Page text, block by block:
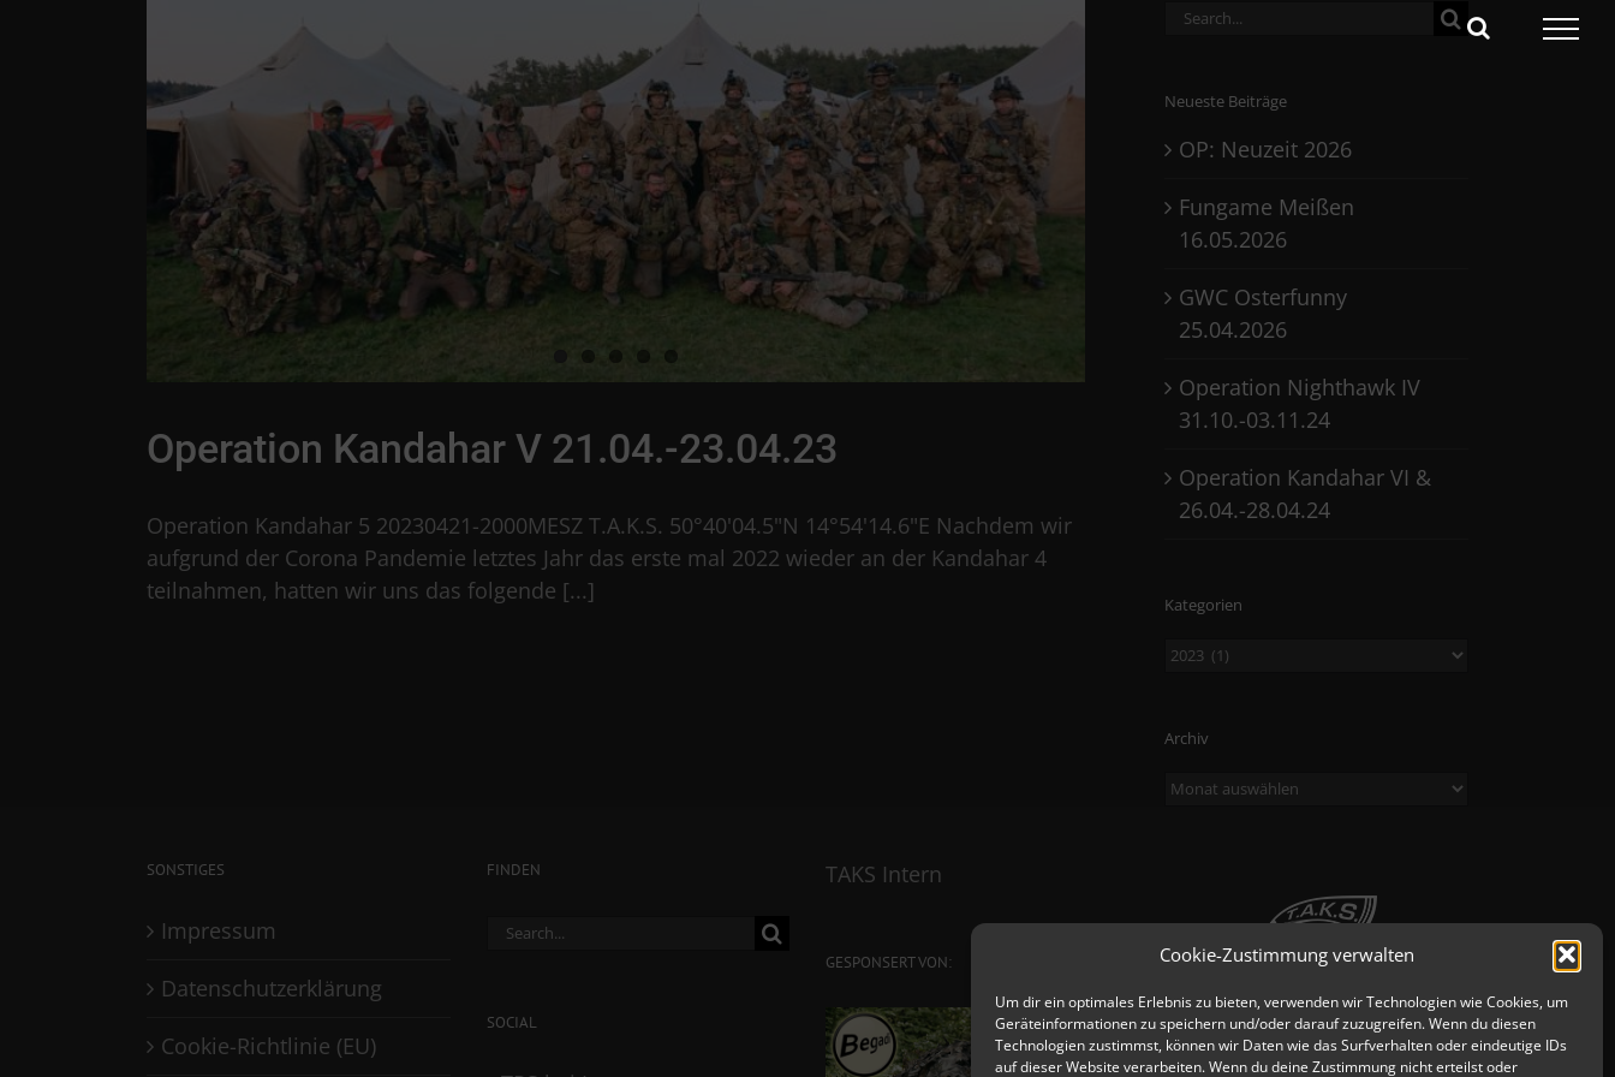
Cookie-Zustimmung verwalten
Um dir ein optimales Erlebnis zu bieten, verwenden wir Technologien wie Cookies, um
Geräteinformationen zu speichern und/oder darauf zuzugreifen. Wenn du diesen
Technologien zustimmst, können wir Daten wie das Surfverhalten oder eindeutige IDs
auf dieser Website verarbeiten. Wenn du deine Zustimmung nicht erteilst oder
Operation Kandahar V 21.04.-23.04.23
Operation Kandahar 5 20230421-2000MESZ T.A.K.S. 50°40'04.5"N 14°54'14.6"E Nachdem wir
aufgrund der Corona Pandemie letztes Jahr das erste mal 2022 wieder an der Kandahar 4
teilnahmen, hatten wir uns das folgende [...]
Search
Neueste Beiträge
OP: Neuzeit 2026
Fungame Meißen
16.05.2026
GWC Osterfunny
25.04.2026
Operation Nighthawk IV
31.10.-03.11.24
Operation Kandahar VI &
26.04.-28.04.24
Kategorien
Kategorien
Archiv
Archiv
SONSTIGES
Impressum
Datenschutzerklärung
Cookie-Richtlinie (EU)
FINDEN
Search
SOCIAL
TAKS Intern
GESPONSERT VON: